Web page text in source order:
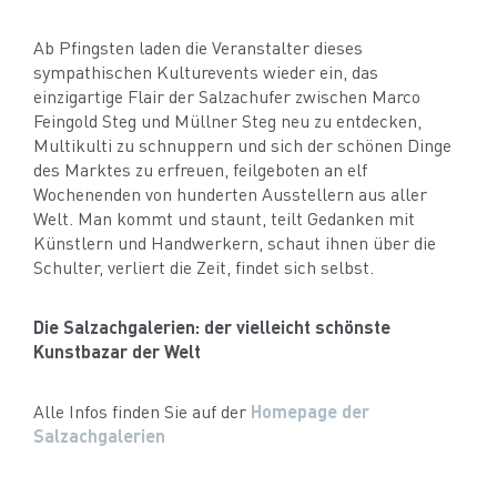
Ab Pfingsten laden die Veranstalter dieses
sympathischen Kulturevents wieder ein, das
einzigartige Flair der Salzachufer zwischen Marco
Feingold Steg und Müllner Steg neu zu entdecken,
Multikulti zu schnuppern und sich der schönen Dinge
des Marktes zu erfreuen, feilgeboten an elf
Wochenenden von hunderten Ausstellern aus aller
Welt. Man kommt und staunt, teilt Gedanken mit
Künstlern und Handwerkern, schaut ihnen über die
Schulter, verliert die Zeit, findet sich selbst.
Die Salzachgalerien: der vielleicht schönste
Kunstbazar der Welt
Alle Infos finden Sie auf der Homepage der
Salzachgalerien